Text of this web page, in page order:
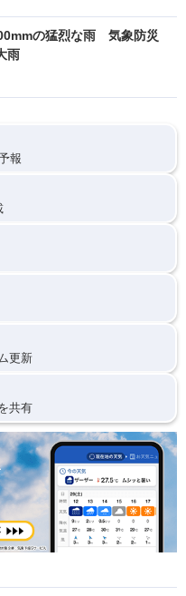
の猛烈な雨 気象防災
雨
報
更新
共有